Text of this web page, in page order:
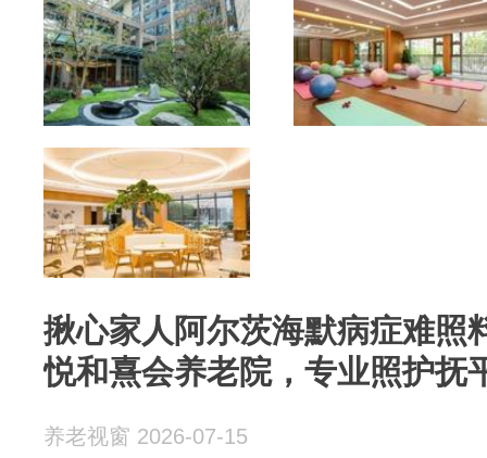
揪心家人阿尔茨海默病症难照
悦和熹会养老院，专业照护抚
养老视窗 2026-07-15